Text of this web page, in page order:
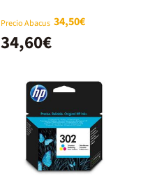
Precio Abacus 34,50€
34,60€